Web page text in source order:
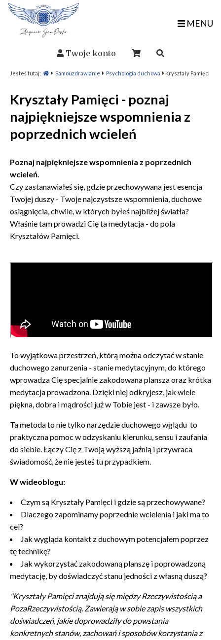
MENU
Twoje konto
Jesteś tutaj: Samouzdrawianie Psychologia duchowa Kryształy Pamięci
Kryształy Pamięci - poznaj
najpiękniejsze wspomnienia z
poprzednich wcieleń
Poznaj najpiękniejsze wspomnienia z poprzednich
wcieleń.
Czy zastanawiałeś się, gdzie przechowywana jest esencja
Twojej duszy - Twoje najczystsze wspomnienia, duchowe
osiągnięcia, chwile, w których byłeś najbliżej światła?
Właśnie tam prowadzi Cię ta medytacja - do pola
Kryształów Pamięci.
To wyjątkowa przestrzeń, którą można odczytać w stanie
duchowego zanurzenia - stanie medytacyjnym, do którego
wprowadza Cię specjalnie zakodowana plansza oraz krótka
medytacja prowadzona. Dzięki niej odkryjesz, jak wiele
piękna, dobra i mądrości już w Tobie jest - i zawsze było.
Ta metoda to nie tylko narzędzie duchowego wglądu to
praktyczna pomoc w odzyskaniu kierunku, sensu i zaufania
do siebie. Łączy Cię z Twoją wyższą jaźnią i przywraca
świadomość, że nie jesteś tu przypadkiem.
W wideoblogu:
Czym są Kryształy Pamięci i gdzie są przechowywane?
Dlaczego zapominamy poprzednie wcielenia i jaki ma to
cel?
Jak wygląda kontakt z duchowym potencjałem poprzez
tę technikę?
Jak wykorzystać zakodowaną planszę i poprowadzoną
medytację, by doświadczyć stanu jedności z własną duszą?
"Kryształy Pamięci znajdują się między Rzeczywistością a
PozaRzeczywistością. Zawierają w sobie zapis wszystkich
doświadczeń, jakie doprowadziły do powstania
konkretnych stanów, zachowań i sposobów korzystania z